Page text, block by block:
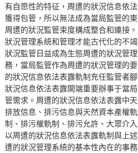
有自愿性的特征，周遭的狀況信息依
獲得包管，所以無法成為當局監管的
周遭的狀況監管束度構成整合和連接
狀況管理系統和管理才能古代化的不
狀況監管日益成為生態周遭的狀況管
務，當局監管作為周遭的狀況管理的
的狀況信息依法表露軌制充任監管者
狀況信息依法表露開端重要辦事于當
管需求。周遭的狀況信息依法表露中
排放信息、排污信息與天然資本產權
制、排污權軌制、排污允許、大眾介
以周遭的狀況信息依法表露軌制與上
遭的狀況管理系統的基本性內在的事